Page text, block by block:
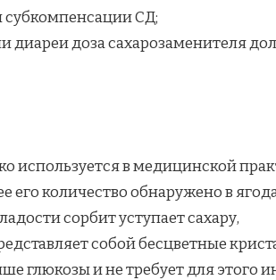
СД;
диареи доза сахарозаменителя
используется в медицинской
его количество обнаружено в
сорбит уступает сахару,
собой бесцветные
глюкозы и не требует для этого